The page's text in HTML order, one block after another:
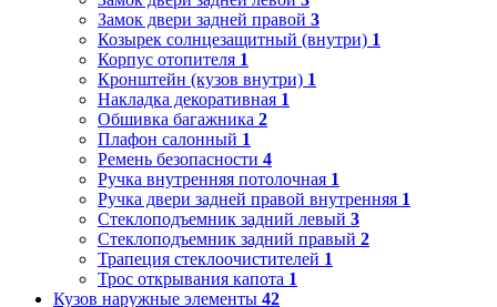
Замок двери задней правой 3
Козырек солнцезащитный (внутри) 1
Корпус отопителя 1
Кронштейн (кузов внутри) 1
Накладка декоративная 1
Обшивка багажника 2
Плафон салонный 1
Ремень безопасности 4
Ручка внутренняя потолочная 1
Ручка двери задней правой внутренняя 1
Стеклоподъемник задний левый 3
Стеклоподъемник задний правый 2
Трапеция стеклоочистителей 1
Трос открывания капота 1
Кузов наружные элементы 42